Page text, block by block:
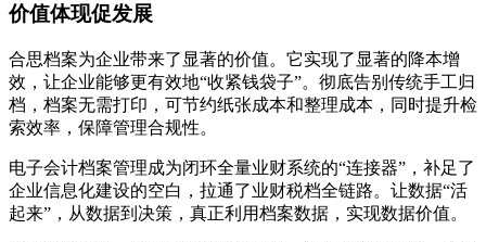
价值体现促发展
合思档案为企业带来了显著的价值。它实现了显著的降本增
效，让企业能够更有效地“收紧钱袋子”。彻底告别传统手工归
档，档案无需打印，可节约纸张成本和整理成本，同时提升检
索效率，保障管理合规性。
电子会计档案管理成为闭环全量业财系统的“连接器”，补足了
企业信息化建设的空白，拉通了业财税档全链路。让数据“活
起来”，从数据到决策，真正利用档案数据，实现数据价值。